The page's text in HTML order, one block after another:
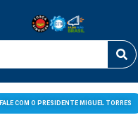
FALE COM O PRESIDENTE MIGUEL TORRES